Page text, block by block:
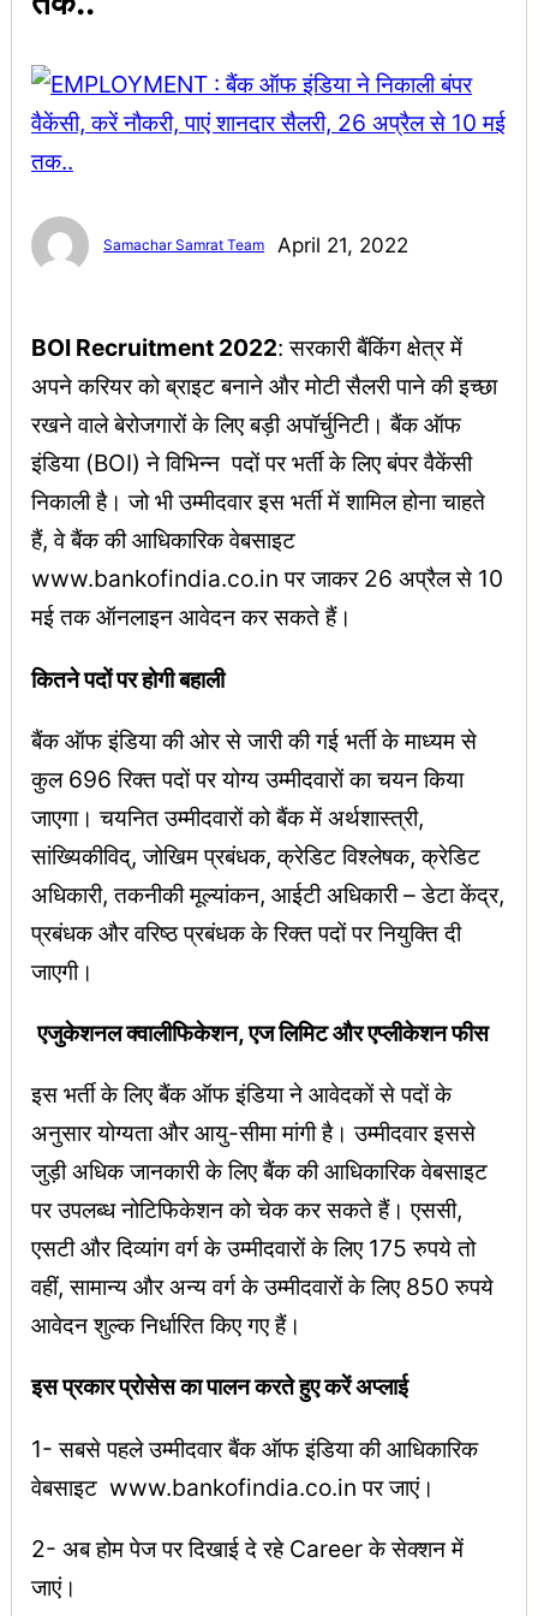
Samachar Samrat Team April 21, 2022
BOI Recruitment 2022: सरकारी बैंकिंग क्षेत्र में
अपने करियर को ब्राइट बनाने और मोटी सैलरी पाने की इच्छा
रखने वाले बेरोजगारों के लिए बड़ी अपॉर्चुनिटी। बैंक ऑफ
इंडिया (BOI) ने विभिन्न पदों पर भर्ती के लिए बंपर वैकेंसी
निकाली है। जो भी उम्मीदवार इस भर्ती में शामिल होना चाहते
हैं, वे बैंक की आधिकारिक वेबसाइट
www.bankofindia.co.in पर जाकर 26 अप्रैल से 10
मई तक ऑनलाइन आवेदन कर सकते हैं।
कितने पदों पर होगी बहाली
बैंक ऑफ इंडिया की ओर से जारी की गई भर्ती के माध्यम से
कुल 696 रिक्त पदों पर योग्य उम्मीदवारों का चयन किया
जाएगा। चयनित उम्मीदवारों को बैंक में अर्थशास्त्री,
सांख्यिकीविद्, जोखिम प्रबंधक, क्रेडिट विश्लेषक, क्रेडिट
अधिकारी, तकनीकी मूल्यांकन, आईटी अधिकारी – डेटा केंद्र,
प्रबंधक और वरिष्ठ प्रबंधक के रिक्त पदों पर नियुक्ति दी
जाएगी।
एजुकेशनल क्वालीफिकेशन, एज लिमिट और एप्लीकेशन फीस
इस भर्ती के लिए बैंक ऑफ इंडिया ने आवेदकों से पदों के
अनुसार योग्यता और आयु-सीमा मांगी है। उम्मीदवार इससे
जुड़ी अधिक जानकारी के लिए बैंक की आधिकारिक वेबसाइट
पर उपलब्ध नोटिफिकेशन को चेक कर सकते हैं। एससी,
एसटी और दिव्यांग वर्ग के उम्मीदवारों के लिए 175 रुपये तो
वहीं, सामान्य और अन्य वर्ग के उम्मीदवारों के लिए 850 रुपये
आवेदन शुल्क निर्धारित किए गए हैं।
इस प्रकार प्रोसेस का पालन करते हुए करें अप्लाई
1- सबसे पहले उम्मीदवार बैंक ऑफ इंडिया की आधिकारिक
वेबसाइट www.bankofindia.co.in पर जाएं।
2- अब होम पेज पर दिखाई दे रहे Career के सेक्शन में
जाएं।